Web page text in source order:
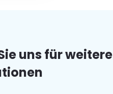
uns für weitere